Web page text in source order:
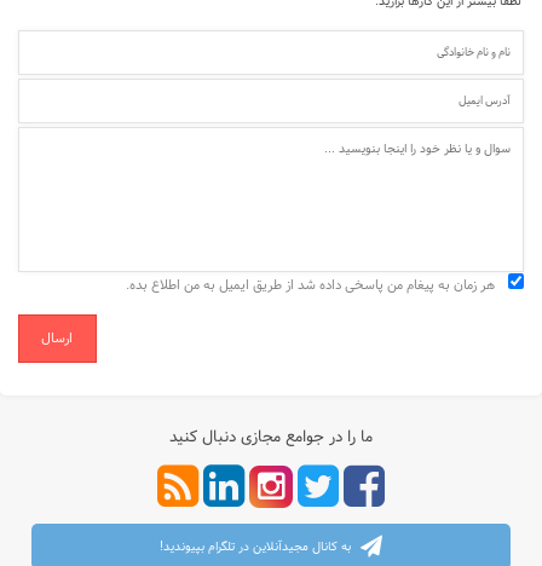
هر زمان به پیغام من پاسخی داده شد از طریق ایمیل به من اطلاع بده.
ارسال
ما را در جوامع مجازی دنبال کنید
به کانال مجیدآنلاین در تلگرام بپیوندید!